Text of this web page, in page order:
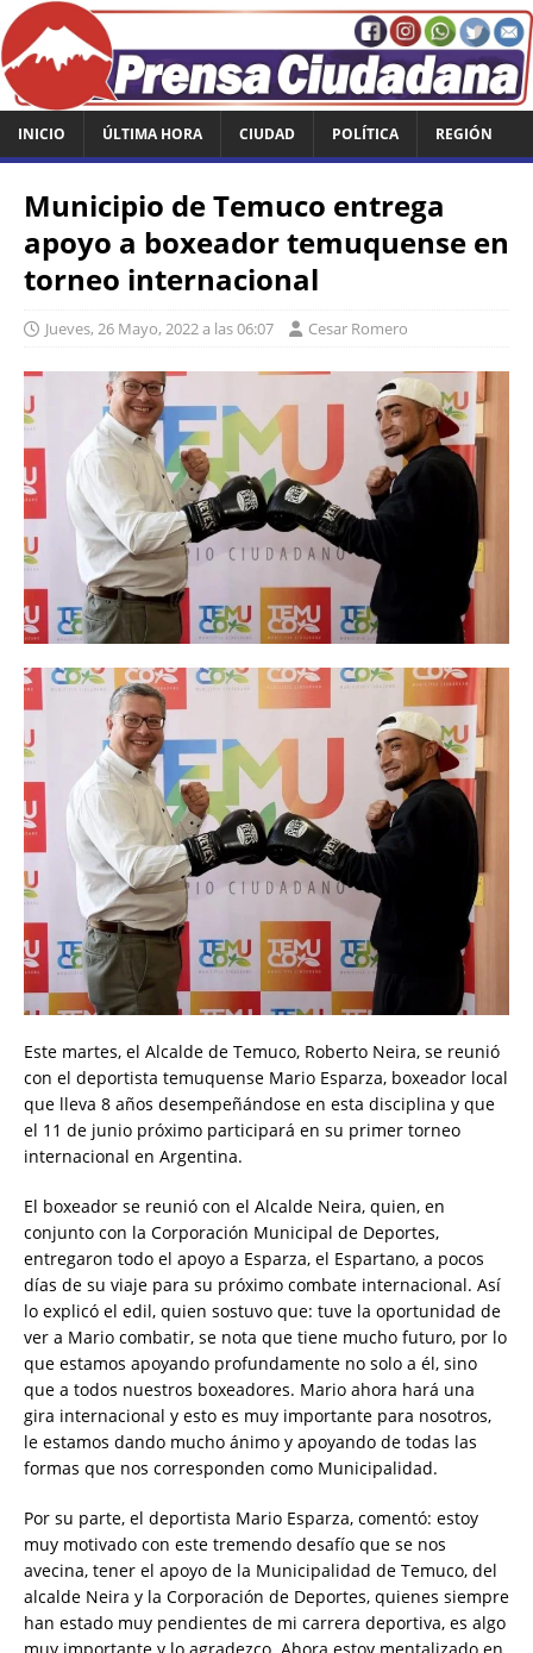
INICIO ÚLTIMA HORA CIUDAD POLÍTICA REGIÓN
Municipio de Temuco entrega
apoyo a boxeador temuquense en
torneo internacional
Jueves, 26 Mayo, 2022 a las 06:07 Cesar Romero
Este martes, el Alcalde de Temuco, Roberto Neira, se reunió
con el deportista temuquense Mario Esparza, boxeador local
que lleva 8 años desempeñándose en esta disciplina y que
el 11 de junio próximo participará en su primer torneo
internacional en Argentina.
El boxeador se reunió con el Alcalde Neira, quien, en
conjunto con la Corporación Municipal de Deportes,
entregaron todo el apoyo a Esparza, el Espartano, a pocos
días de su viaje para su próximo combate internacional. Así
lo explicó el edil, quien sostuvo que: tuve la oportunidad de
ver a Mario combatir, se nota que tiene mucho futuro, por lo
que estamos apoyando profundamente no solo a él, sino
que a todos nuestros boxeadores. Mario ahora hará una
gira internacional y esto es muy importante para nosotros,
le estamos dando mucho ánimo y apoyando de todas las
formas que nos corresponden como Municipalidad.
Por su parte, el deportista Mario Esparza, comentó: estoy
muy motivado con este tremendo desafío que se nos
avecina, tener el apoyo de la Municipalidad de Temuco, del
alcalde Neira y la Corporación de Deportes, quienes siempre
han estado muy pendientes de mi carrera deportiva, es algo